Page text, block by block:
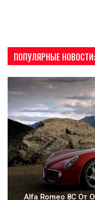
ПОПУЛЯРНЫЕ НОВОСТИ:
Alfa Romeo 8C От